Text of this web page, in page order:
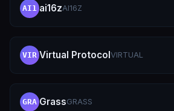
AI1 ai16zAI16Z
VIR Virtual ProtocolVIRTUAL
GRA GrassGRASS